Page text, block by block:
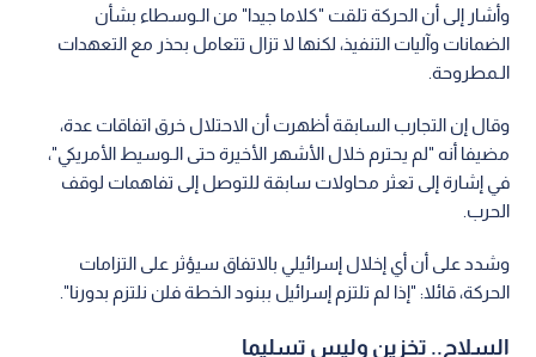
وأشار إلى أن الحركة تلقت "كلاما جيدا" من الـوسطاء بشأن
الضمانات وآليات التنفيذ، لكنها لا تزال تتعامل بحذر مع التعهدات
الـمطروحة.
وقال إن التجارب السابقة أظهرت أن الاحتلال خرق اتفاقات عدة،
مضيفا أنه "لم يحترم خلال الأشهر الأخيرة حتى الـوسيط الأمريكي"،
في إشارة إلى تعثر محاولات سابقة للتوصل إلى تفاهمات لوقف
الحرب.
وشدد على أن أي إخلال إسرائيلي بالاتفاق سيؤثر على التزامات
الحركة، قائلا: "إذا لم تلتزم إسرائيل ببنود الخطة فلن نلتزم بدورنا".
السلاح.. تخزين وليس تسليما